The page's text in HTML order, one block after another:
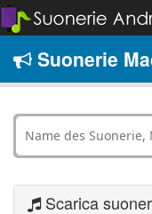
Suonerie
Scarica